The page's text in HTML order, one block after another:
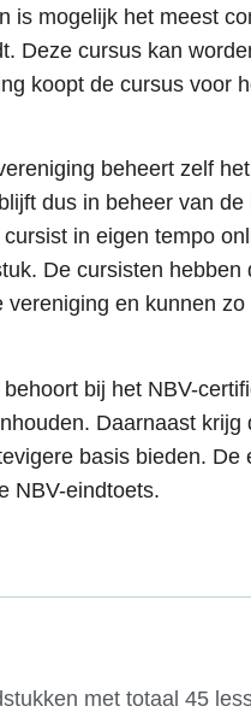
is mogelijk het meest
Deze cursus kan
koopt de cursus voor
beheert zelf
dus in beheer van de
in eigen tempo
De cursisten hebben
en kunnen zo
bij het NBV-
Daarnaast krijg
basis bieden. De
NBV-eindtoets.
met totaal 45